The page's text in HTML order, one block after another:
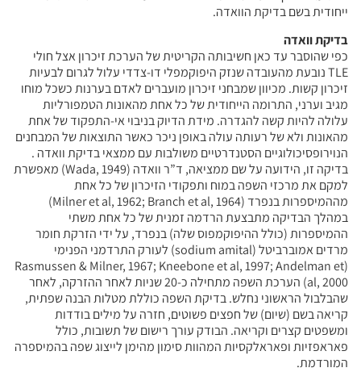
ייחודית בשם בדיקת הוואדה.
בדיקת וואדה
כפי שהוסבר עד כאן חשיבותה הקריטית של הערכת זיכרון אצל חולי
TLE נובעת מהעובדה שנזק היפוקמפלי דו-צדדי עלול לגרום לבעיות
זיכרון קשות. מכיוון שמבחני זיכרון מועברים לאדם בערנות כשכל מוחו
מגיב וערני, התרומה הייחודית של כל אחת מהאונות הטמפורליות
עלולה להיות קשה להגדרה. מידת הדיוק בניבוי אי-התפקוד של אחת
מהאונות ולא של רעותה עולה באופן ניכר כאשר התוצאות של המבחנים
הנוירופסיכולוגיים הסטנדרטיים משולבות עם ממצאי בדיקת וואדה .
בדיקה זו, הידועה על שם ממציאה, ד”ר וואדה (Wada, 1949) מאפשרת
למקם את מרכזי השפה במוח ותפקודי הזיכרון של כל אחת
מההמיספרות בנפרד (Milner et al, 1962; Branch et al, 1964)
במהלך הבדיקה מתבצעת הרדמה זמנית של כל אחת משתי
ההמיספרות (כולל ההיפוקמפוס שלה) בנפרד, על ידי הזרקת חומר
מרדים אמוברביטל (sodium amital) לעורק התרדמני הפנימי
(Rasmussen & Milner, 1967; Kneebone et al, 1997; Andelman et
al, 2000) הערכת השפה מתחילה כ-20 שניות לאחר ההזרקה, לאחר
שהבלבול הראשוני נחלש. בדיקת השפה כוללת מטלות הבנה שפתית,
קריאה בשם (שיום) של חפצים פשוטים, חזרה על מילים בודדות
ומשפטים קצרים וקריאה. הבודק עורך רישום של תשובות, כולל
פאראפזיות ופאראלקסיות המהוות סימון מהימן לייצוג שפה בהמיספרה
המורדמת.